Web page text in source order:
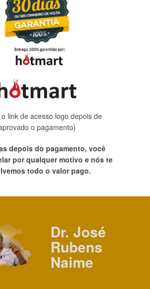
link de acesso logo depois de
o pagamento)
depois do pagamento, você
por qualquer motivo e nós te
todo o valor pago.
Dr. José
Rubens
Naime